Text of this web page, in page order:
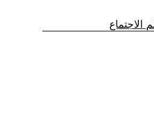
الاجتماع